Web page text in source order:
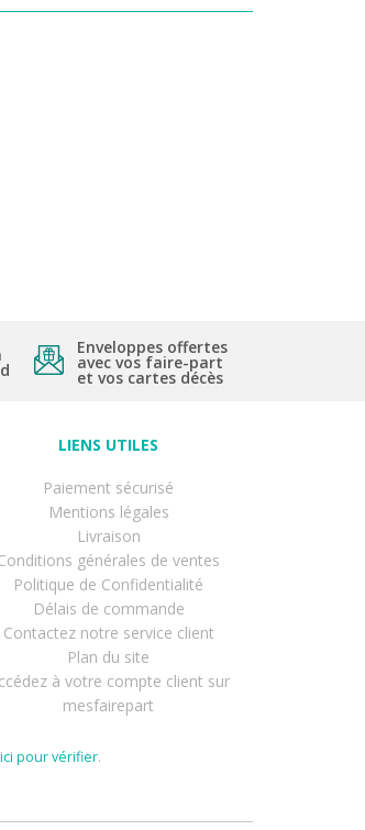
Enveloppes offertes
avec vos faire-part
et vos cartes décès
LIENS UTILES
Paiement sécurisé
Mentions légales
Livraison
générales de ventes
Politique de Confidentialité
Délais de commande
Contactez notre service client
Plan du site
à votre compte client sur
mesfairepart
pour vérifier.